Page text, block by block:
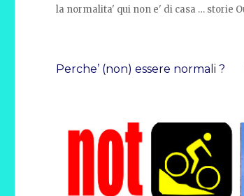
la normalita' qui non e' di casa … storie
Perche’ (non) essere normali ?